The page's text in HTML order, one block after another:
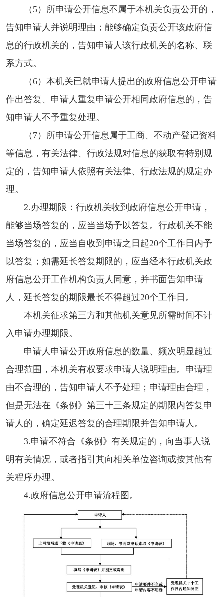
（5）所申请公开信息不属于本机关负责公开的，
告知申请人并说明理由；能够确定负责公开该政府信
息的行政机关的，告知申请人该行政机关的名称、联
系方式。
（6）本机关已就申请人提出的政府信息公开申请
作出答复、申请人重复申请公开相同政府信息的，告
知申请人不予重复处理。
（7）所申请公开信息属于工商、不动产登记资料
等信息，有关法律、行政法规对信息的获取有特别规
定的，告知申请人依照有关法律、行政法规的规定办
理。
2.办理期限：行政机关收到政府信息公开申请，
能够当场答复的，应当当场予以答复。行政机关不能
当场答复的，应当自收到申请之日起20个工作日内予
以答复；如需延长答复期限的，应当经本行政机关政
府信息公开工作机构负责人同意，并书面告知申请
人，延长答复的期限最长不得超过20个工作日。
本机关征求第三方和其他机关意见所需时间不计
入申请办理期限。
申请人申请公开政府信息的数量、频次明显超过
合理范围，本机关有权要求申请人说明理由。申请理
由不合理的，告知申请人不予处理；申请理由合理，
但是无法在《条例》第三十三条规定的期限内答复申
请人的，确定延迟答复的合理期限并告知申请人。
3.申请不符合《条例》有关规定的，向当事人说
明有关情况，或者指引其向相关单位咨询或按其他有
关程序办理。
4.政府信息公开申请流程图。